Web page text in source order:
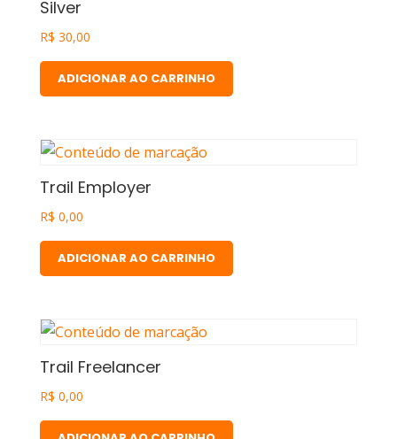
Silver
R$ 30,00
ADICIONAR AO CARRINHO
Trail Employer
R$ 0,00
ADICIONAR AO CARRINHO
Trail Freelancer
R$ 0,00